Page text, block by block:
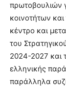
πρωτοβουλιών
κοινοτήτων
κέντρο και
του
2024-2027 και
ελληνικής
παράλληλα